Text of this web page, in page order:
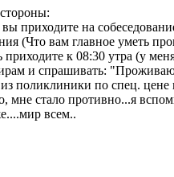
приходите на
(Что вам главное уметь
к 08:30 утра (у
и спрашивать:
из поликлиники по спец.
мне стало противно...я
всем..